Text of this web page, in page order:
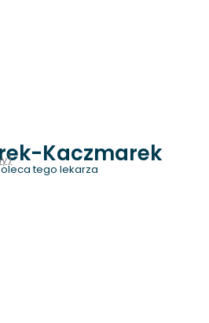
Kaczmarek
tego lekarza